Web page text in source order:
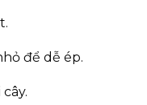
để dễ ép.